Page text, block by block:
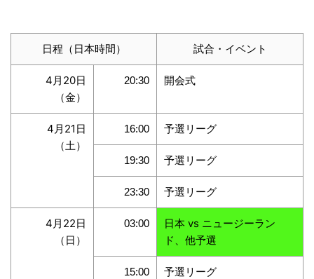
日程（日本時間） 試合・イベント
4月20日
（金）
20:30 開会式
4月21日
（土）
16:00 予選リーグ
19:30 予選リーグ
23:30 予選リーグ
4月22日
（日）
03:00
日本 vs ニュージーラン
ド、他予選
15:00 予選リーグ